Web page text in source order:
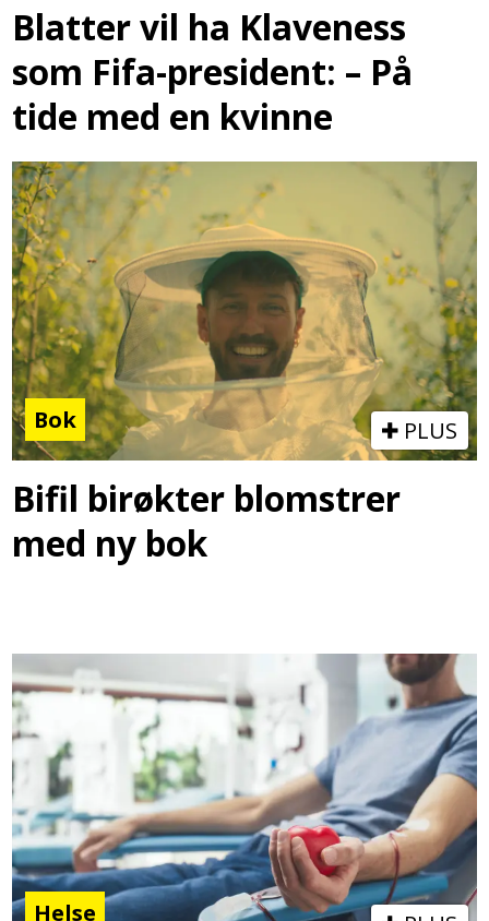
Blatter vil ha Klaveness
som Fifa-president: – På
tide med en kvinne
Bok PLUS
Bifil birøkter blomstrer
med ny bok
Helse